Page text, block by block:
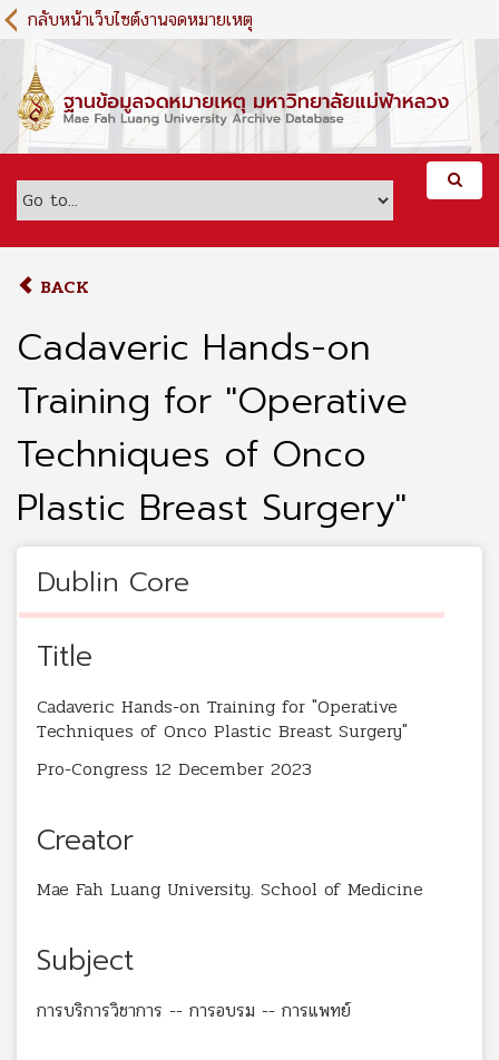
S
k
m
c
กลับหน้าเว็บไซต์งานจดหมายเหตุ
BACK
Cadaveric Hands-on
Training for "Operative
Techniques of Onco
Plastic Breast Surgery"
Dublin Core
Title
Cadaveric Hands-on Training for "Operative
Techniques of Onco Plastic Breast Surgery"
Pro-Congress 12 December 2023
Creator
Mae Fah Luang University. School of Medicine
Subject
การบริการวิชาการ -- การอบรม -- การแพทย์